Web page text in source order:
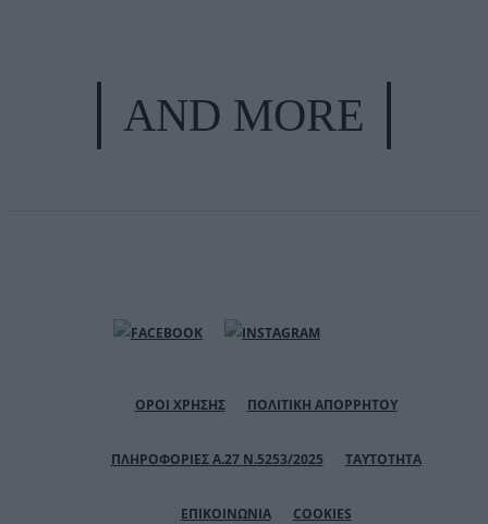
AND MORE
ΟΡΟΙ ΧΡΗΣΗΣ ΠΟΛΙΤΙΚΗ ΑΠΟΡΡΗΤΟΥ
ΠΛΗΡΟΦΟΡΙΕΣ Α.27 Ν.5253/2025 ΤΑΥΤΟΤΗΤΑ
ΕΠΙΚΟΙΝΩΝΙΑ COOKIES